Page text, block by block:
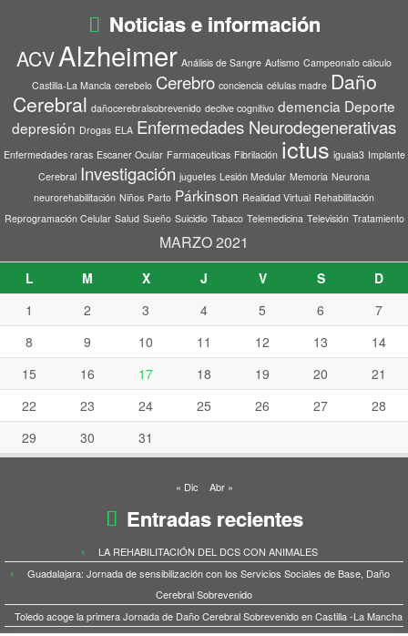
Noticias e información
ACVAlzheimer Análisis de Sangre Autismo Campeonato cálculo
Castilla-La Mancla cerebelo Cerebro conciencia células madre Daño
Cerebral dañocerebralsobrevenido declive cognitivo demencia Deporte
depresión Drogas ELA Enfermedades Neurodegenerativas
Enfermedades raras Escaner Ocular Farmaceuticas Fibrilación ictus iguala3 Implante
Cerebral Investigación juguetes Lesión Medular Memoria Neurona
neurorehabilitación Niños Parto Párkinson Realidad Virtual Rehabilitación
Reprogramación Celular Salud Sueño Suicidio Tabaco Telemedicina Televisión Tratamiento
MARZO 2021
L M X J V S
D
1
2 3 4 5 6
7
8
9 10 11 12 13
14
15
16 17 18 19 20
21
22
23 24 25 26 27
28
29
30 31
« Dic Abr »
Entradas recientes
LA REHABILITACIÓN DEL DCS CON ANIMALES
Guadalajara: Jornada de sensibilización con los Servicios Sociales de Base, Daño
Cerebral Sobrevenido
Toledo acoge la primera Jornada de Daño Cerebral Sobrevenido en Castilla -La Mancha